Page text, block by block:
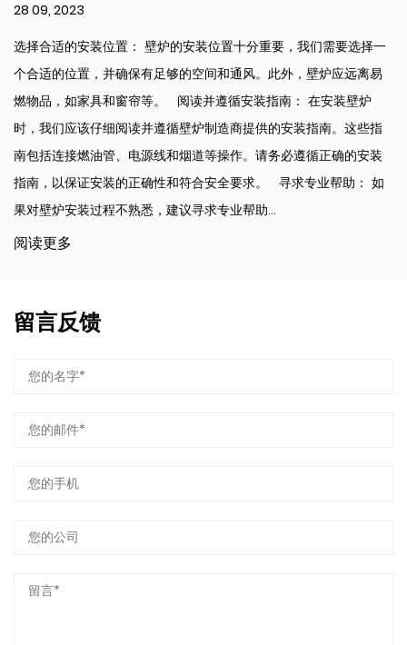
28 09, 2023
选择合适的安装位置： 壁炉的安装位置十分重要，我们需要选择一
个合适的位置，并确保有足够的空间和通风。此外，壁炉应远离易
燃物品，如家具和窗帘等。 阅读并遵循安装指南： 在安装壁炉
时，我们应该仔细阅读并遵循壁炉制造商提供的安装指南。这些指
南包括连接燃油管、电源线和烟道等操作。请务必遵循正确的安装
指南，以保证安装的正确性和符合安全要求。 寻求专业帮助： 如
果对壁炉安装过程不熟悉，建议寻求专业帮助...
阅读更多
留言反馈